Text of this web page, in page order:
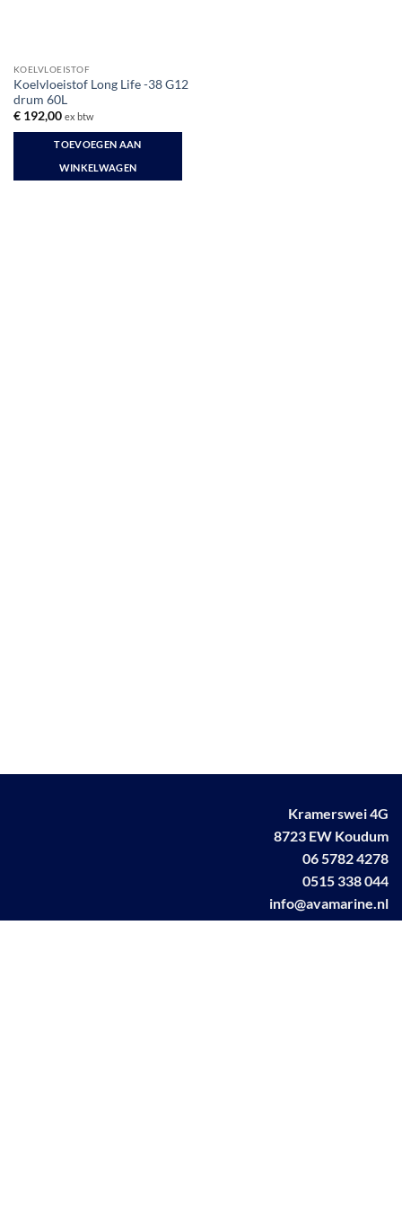
KOELVLOEISTOF
Koelvloeistof Long Life -38 G12
drum 60L
€192,00 ex btw
TOEVOEGEN AAN
WINKELWAGEN
Kramerswei 4G
8723 EW Koudum
06 5782 4278
0515 338 044
info@avamarine.nl